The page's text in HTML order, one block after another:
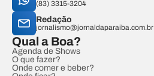
(83) 3315-3204
Redação
jornalismo@jornaldaparaiba.com.br
Qual a Boa?
Agenda de Shows
O que fazer?
Onde comer e beber?